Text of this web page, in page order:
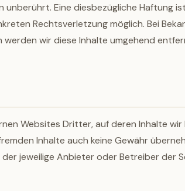
unberührt. Eine diesbezügliche Haftung
Rechtsverletzung möglich. Bei
wir diese Inhalte umgehend
Websites Dritter, auf deren Inhalte wir
Inhalte auch keine Gewähr
jeweilige Anbieter oder Betreiber der